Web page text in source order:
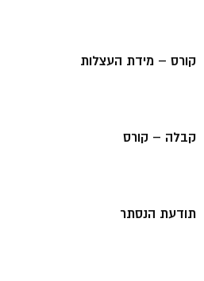
קורס – מידת העצלות
קבלה – קורס
תודעת הנסתר